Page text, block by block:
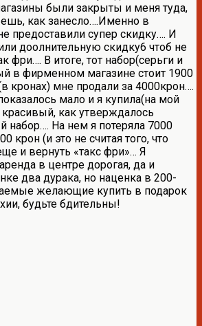
были закрыты и меня туда,
как занесло….Именно в
предоставили супер скидку…. И
доолнительную скидку6 чтоб не
фри…. В итоге, тот набор(серьги и
в фирменном магазине стоит 1900
кронах) мне продали за 4000крон….
мало и я купила(на мой
красивый, как утверждалось
набор…. На нем я потеряла 7000
крон (и это не считая того, что
и вернуть «такс фри»… Я
в центре дорогая, да и
два дурака, но наценка в 200-
желающие купить в подарок
будьте бдительны!